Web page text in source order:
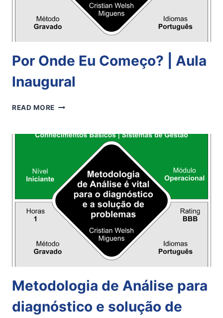
Por Onde Eu Começo? | Aula
Inaugural
READ MORE POR
COMEÇO?
INAUGURAL
Metodologia de Análise para
diagnóstico e solução de